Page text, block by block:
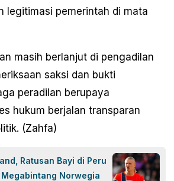
legitimasi pemerintah di mata
masih berlanjut di pengadilan
saksi dan bukti
peradilan berupaya
hukum berjalan transparan
(Zahfa)
Ratusan Bayi di Peru
Norwegia